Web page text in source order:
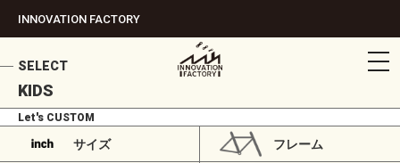
INNOVATION FACTORY
SELECT
KIDS
Let's CUSTOM
サイズ フレーム